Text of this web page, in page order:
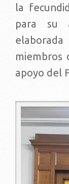
la
para su
miembros
apoyo del
lib.jpg